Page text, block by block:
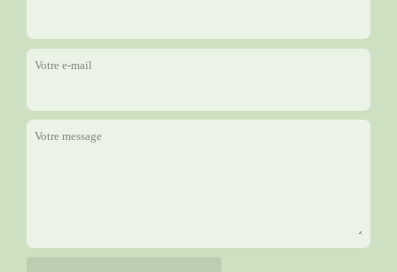
Votre e-mail
Votre message